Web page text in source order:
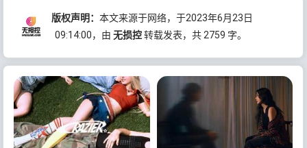
版权声明：本文来源于网络，于2023年6月23日
09:14:00，由无损控转载发表，共 2759 字。